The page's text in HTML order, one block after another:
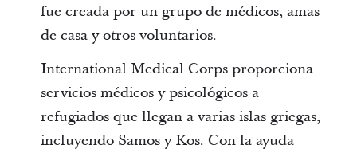
fue creada por un grupo de médicos, amas
de casa y otros voluntarios.
International Medical Corps proporciona
servicios médicos y psicológicos a
refugiados que llegan a varias islas griegas,
incluyendo Samos y Kos. Con la ayuda